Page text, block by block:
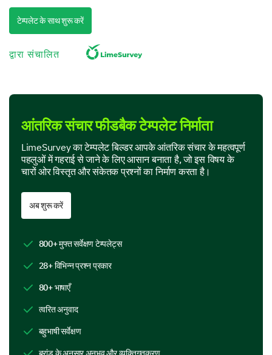
5 - Too frequent
Frequency of our internal communications
Let's now delve into the quality and clarity of our
internal communications.
Do you find our internal communications clear
and easy to understand?
Yes
If no, what aspects of the communication need
improvement for better understanding?
टेम्पलेट के साथ शुरू करें
द्वारा संचालित
आंतरिक संचार फीडबैक टेम्पलेट निर्माता
LimeSurvey का टेम्पलेट बिल्डर आपके आंतरिक संचार के महत्वपूर्ण
पहलुओं में गहराई से जाने के लिए आसान बनाता है, जो इस विषय के
चारों ओर विस्तृत और संकेतक प्रश्नों का निर्माण करता है।
अब शुरू करें
800+ मुफ्त सर्वेक्षण टेम्पलेट्स
28+ विभिन्न प्रश्न प्रकार
80+ भाषाएँ
त्वरित अनुवाद
बहुभाषी सर्वेक्षण